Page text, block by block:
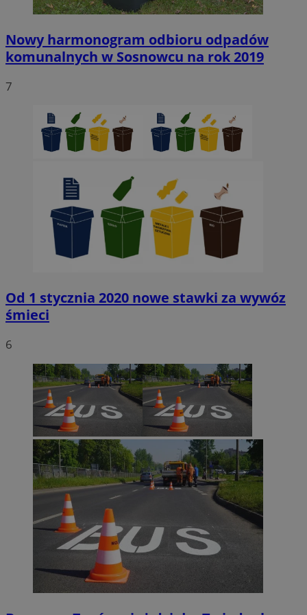
Nowy harmonogram odbioru odpadów
komunalnych w Sosnowcu na rok 2019
7
Od 1 stycznia 2020 nowe stawki za wywóz
śmieci
6
sosnowiecki.pl
euds .rfihub.com
sosnowiecki.pl
Google Privacy Policy